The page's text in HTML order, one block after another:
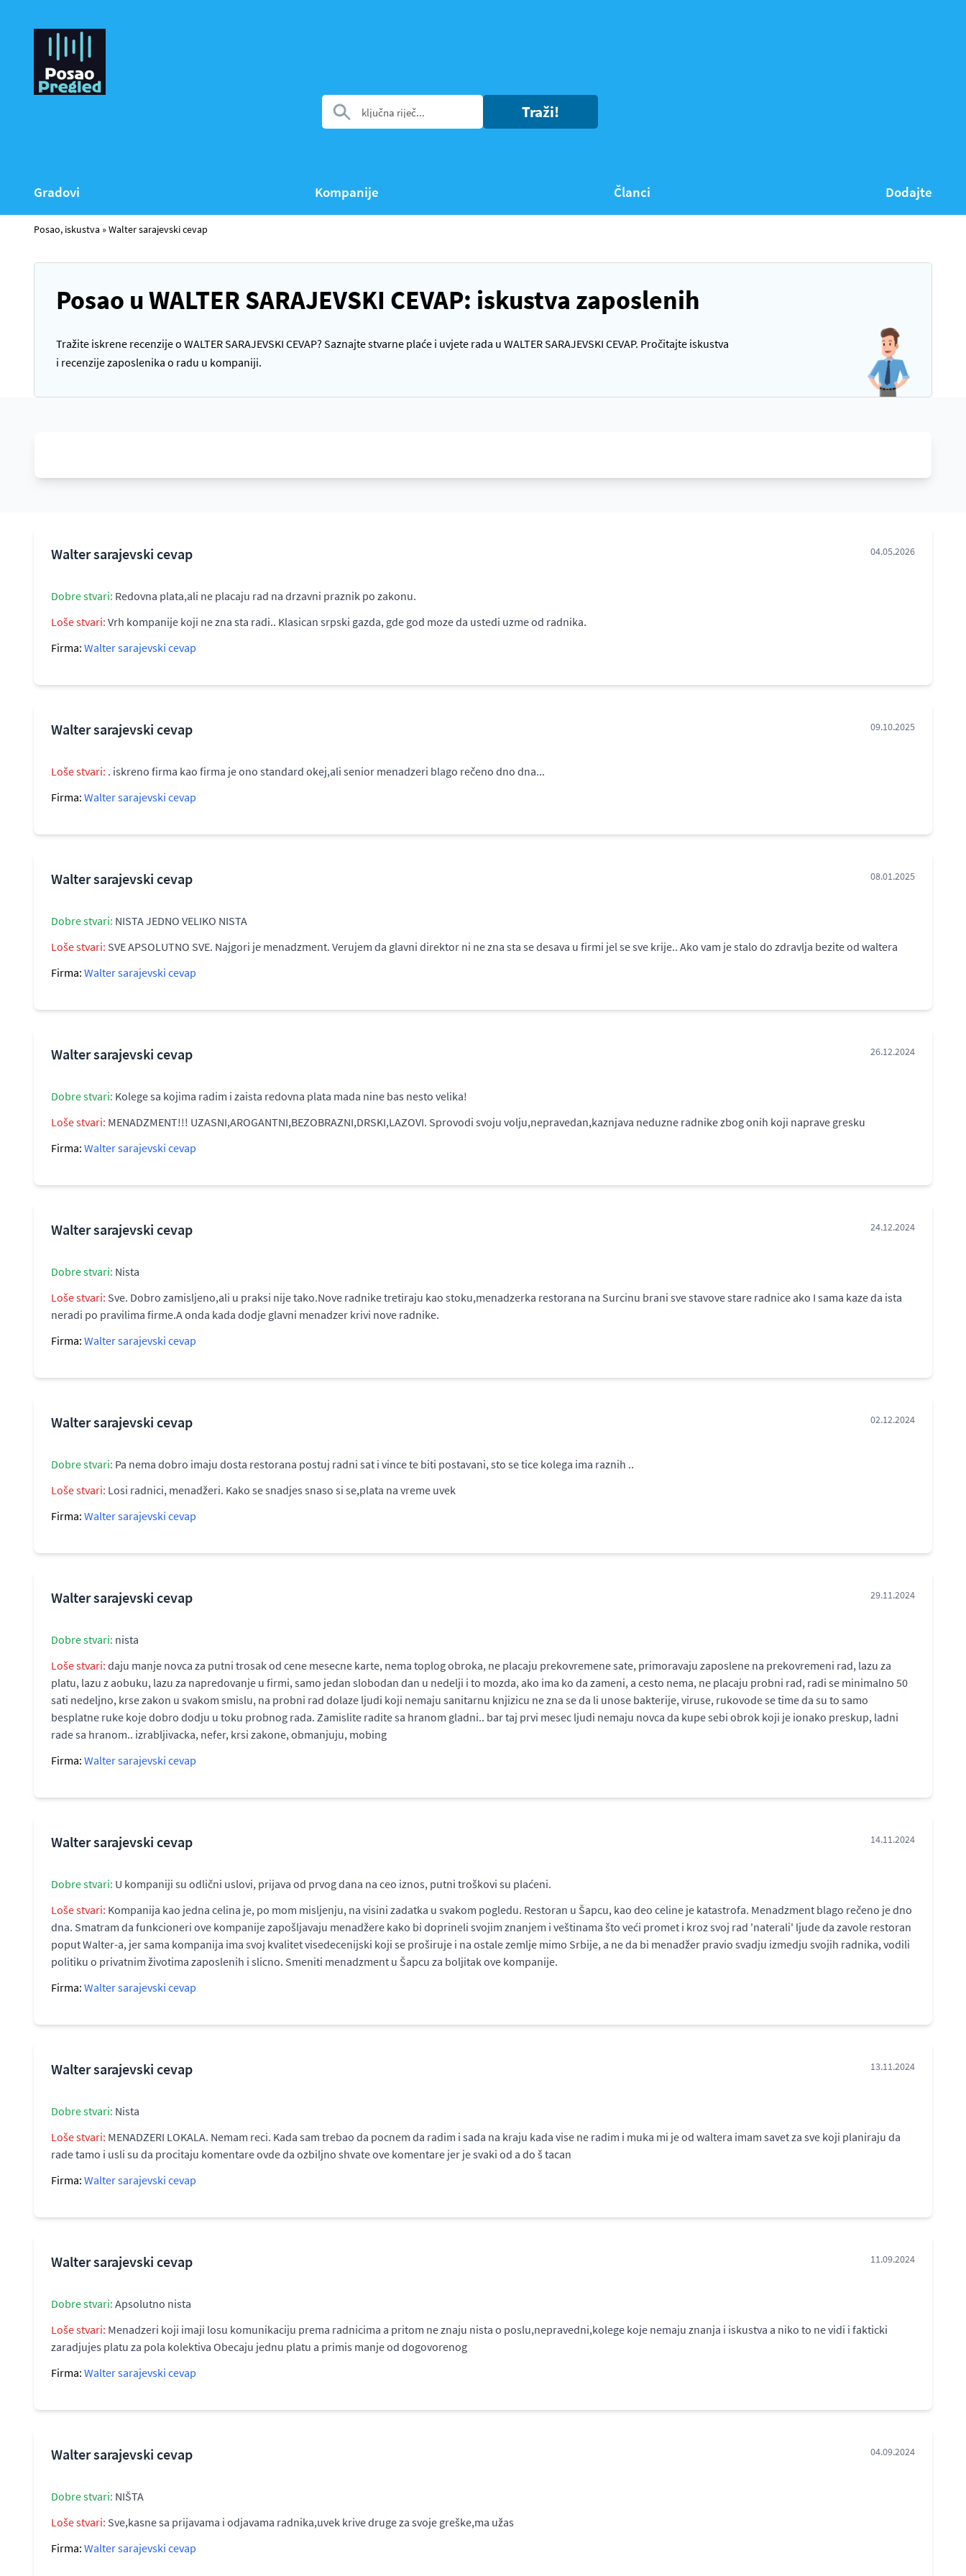
Traži!
Gradovi Kompanije Članci Dodajte
Posao, iskustva »Walter sarajevski cevap
Posao u WALTER SARAJEVSKI CEVAP: iskustva zaposlenih
Tražite iskrene recenzije o WALTER SARAJEVSKI CEVAP? Saznajte stvarne plaće i uvjete rada u WALTER SARAJEVSKI CEVAP. Pročitajte iskustva
i recenzije zaposlenika o radu u kompaniji.
Walter sarajevski cevap 04.05.2026
Dobre stvari: Redovna plata,ali ne placaju rad na drzavni praznik po zakonu.
Loše stvari: Vrh kompanije koji ne zna sta radi.. Klasican srpski gazda, gde god moze da ustedi uzme od radnika.
Firma: Walter sarajevski cevap
Walter sarajevski cevap 09.10.2025
Loše stvari: . iskreno firma kao firma je ono standard okej,ali senior menadzeri blago rečeno dno dna...
Firma: Walter sarajevski cevap
Walter sarajevski cevap 08.01.2025
Dobre stvari: NISTA JEDNO VELIKO NISTA
Loše stvari: SVE APSOLUTNO SVE. Najgori je menadzment. Verujem da glavni direktor ni ne zna sta se desava u firmi jel se sve krije.. Ako vam je stalo do zdravlja bezite od waltera
Firma: Walter sarajevski cevap
Walter sarajevski cevap 26.12.2024
Dobre stvari: Kolege sa kojima radim i zaista redovna plata mada nine bas nesto velika!
Loše stvari: MENADZMENT!!! UZASNI,AROGANTNI,BEZOBRAZNI,DRSKI,LAZOVI. Sprovodi svoju volju,nepravedan,kaznjava neduzne radnike zbog onih koji naprave gresku
Firma: Walter sarajevski cevap
Walter sarajevski cevap 24.12.2024
Dobre stvari: Nista
Loše stvari: Sve. Dobro zamisljeno,ali u praksi nije tako.Nove radnike tretiraju kao stoku,menadzerka restorana na Surcinu brani sve stavove stare radnice ako I sama kaze da ista
neradi po pravilima firme.A onda kada dodje glavni menadzer krivi nove radnike.
Firma: Walter sarajevski cevap
Walter sarajevski cevap 02.12.2024
Dobre stvari: Pa nema dobro imaju dosta restorana postuj radni sat i vince te biti postavani, sto se tice kolega ima raznih ..
Loše stvari: Losi radnici, menadžeri. Kako se snadjes snaso si se,plata na vreme uvek
Firma: Walter sarajevski cevap
Walter sarajevski cevap 29.11.2024
Dobre stvari: nista
Loše stvari: daju manje novca za putni trosak od cene mesecne karte, nema toplog obroka, ne placaju prekovremene sate, primoravaju zaposlene na prekovremeni rad, lazu za
platu, lazu z aobuku, lazu za napredovanje u firmi, samo jedan slobodan dan u nedelji i to mozda, ako ima ko da zameni, a cesto nema, ne placaju probni rad, radi se minimalno 50
sati nedeljno, krse zakon u svakom smislu, na probni rad dolaze ljudi koji nemaju sanitarnu knjizicu ne zna se da li unose bakterije, viruse, rukovode se time da su to samo
besplatne ruke koje dobro dodju u toku probnog rada. Zamislite radite sa hranom gladni.. bar taj prvi mesec ljudi nemaju novca da kupe sebi obrok koji je ionako preskup, ladni
rade sa hranom.. izrabljivacka, nefer, krsi zakone, obmanjuju, mobing
Firma: Walter sarajevski cevap
Walter sarajevski cevap 14.11.2024
Dobre stvari: U kompaniji su odlični uslovi, prijava od prvog dana na ceo iznos, putni troškovi su plaćeni.
Loše stvari: Kompanija kao jedna celina je, po mom misljenju, na visini zadatka u svakom pogledu. Restoran u Šapcu, kao deo celine je katastrofa. Menadzment blago rečeno je dno
dna. Smatram da funkcioneri ove kompanije zapošljavaju menadžere kako bi doprineli svojim znanjem i veštinama što veći promet i kroz svoj rad 'naterali' ljude da zavole restoran
poput Walter-a, jer sama kompanija ima svoj kvalitet visedecenijski koji se proširuje i na ostale zemlje mimo Srbije, a ne da bi menadžer pravio svadju izmedju svojih radnika, vodili
politiku o privatnim životima zaposlenih i slicno. Smeniti menadzment u Šapcu za boljitak ove kompanije.
Firma: Walter sarajevski cevap
Walter sarajevski cevap 13.11.2024
Dobre stvari: Nista
Loše stvari: MENADZERI LOKALA. Nemam reci. Kada sam trebao da pocnem da radim i sada na kraju kada vise ne radim i muka mi je od waltera imam savet za sve koji planiraju da
rade tamo i usli su da procitaju komentare ovde da ozbiljno shvate ove komentare jer je svaki od a do š tacan
Firma: Walter sarajevski cevap
Walter sarajevski cevap 11.09.2024
Dobre stvari: Apsolutno nista
Loše stvari: Menadzeri koji imaji losu komunikaciju prema radnicima a pritom ne znaju nista o poslu,nepravedni,kolege koje nemaju znanja i iskustva a niko to ne vidi i fakticki
zaradjujes platu za pola kolektiva Obecaju jednu platu a primis manje od dogovorenog
Firma: Walter sarajevski cevap
Walter sarajevski cevap 04.09.2024
Dobre stvari: NIŠTA
Loše stvari: Sve,kasne sa prijavama i odjavama radnika,uvek krive druge za svoje greške,ma užas
Firma: Walter sarajevski cevap